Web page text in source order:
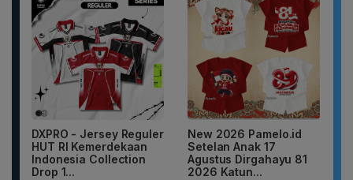
DXPRO - Jersey Reguler
HUT RI Kemerdekaan
Indonesia Collection
Drop 1...
New 2026 Pamelo.id
Setelan Anak 17
Agustus Dirgahayu 81
2026 Katun...